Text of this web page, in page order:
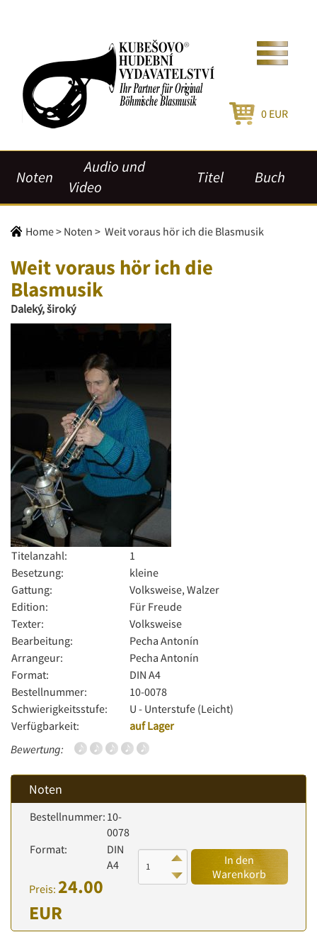
0 EUR
Noten
Audio und
Video
Titel Buch
Home> Noten > Weit voraus hör ich die Blasmusik
Weit voraus hör ich die
Blasmusik
Daleký, široký
Titelanzahl:
1
Besetzung:
kleine
Gattung:
Volksweise, Walzer
Edition:
Für Freude
Texter:
Volksweise
Bearbeitung:
Pecha Antonín
Arrangeur:
Pecha Antonín
Format:
DIN A4
Bestellnummer:
10-0078
Schwierigkeitsstufe:
U - Unterstufe (Leicht)
Verfügbarkeit:
auf Lager
Bewertung:
Noten
Bestellnummer: 10-
0078
Format:
DIN
A4
Preis: 24.00
EUR
In den
Warenkorb